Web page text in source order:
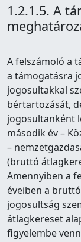
1.2.1.5. A
A felszámoló a
a támogatásra
jogosultakkal
bértartozását,
jogosultanként
második év –
–
(bruttó
Amennyiben a
éveiben a
jogosultság
átlagkereset
figyelembe